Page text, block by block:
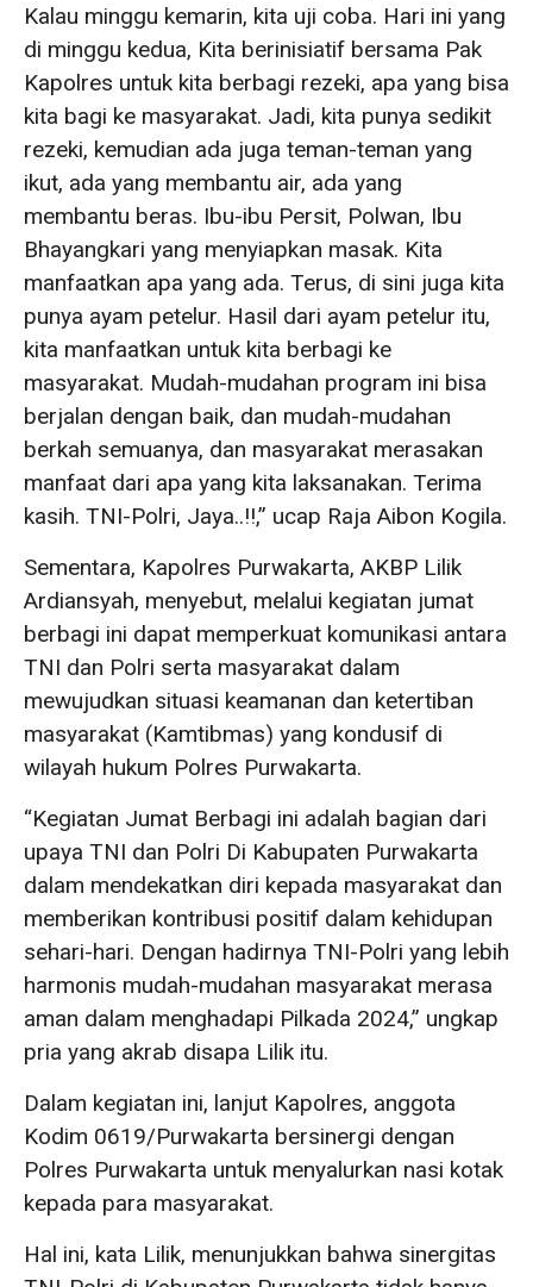
Kalau minggu kemarin, kita uji coba. Hari ini yang
di minggu kedua, Kita berinisiatif bersama Pak
Kapolres untuk kita berbagi rezeki, apa yang bisa
kita bagi ke masyarakat. Jadi, kita punya sedikit
rezeki, kemudian ada juga teman-teman yang
ikut, ada yang membantu air, ada yang
membantu beras. Ibu-ibu Persit, Polwan, Ibu
Bhayangkari yang menyiapkan masak. Kita
manfaatkan apa yang ada. Terus, di sini juga kita
punya ayam petelur. Hasil dari ayam petelur itu,
kita manfaatkan untuk kita berbagi ke
masyarakat. Mudah-mudahan program ini bisa
berjalan dengan baik, dan mudah-mudahan
berkah semuanya, dan masyarakat merasakan
manfaat dari apa yang kita laksanakan. Terima
kasih. TNI-Polri, Jaya..!!,” ucap Raja Aibon Kogila.
Sementara, Kapolres Purwakarta, AKBP Lilik
Ardiansyah, menyebut, melalui kegiatan jumat
berbagi ini dapat memperkuat komunikasi antara
TNI dan Polri serta masyarakat dalam
mewujudkan situasi keamanan dan ketertiban
masyarakat (Kamtibmas) yang kondusif di
wilayah hukum Polres Purwakarta.
“Kegiatan Jumat Berbagi ini adalah bagian dari
upaya TNI dan Polri Di Kabupaten Purwakarta
dalam mendekatkan diri kepada masyarakat dan
memberikan kontribusi positif dalam kehidupan
sehari-hari. Dengan hadirnya TNI-Polri yang lebih
harmonis mudah-mudahan masyarakat merasa
aman dalam menghadapi Pilkada 2024,” ungkap
pria yang akrab disapa Lilik itu.
Dalam kegiatan ini, lanjut Kapolres, anggota
Kodim 0619/Purwakarta bersinergi dengan
Polres Purwakarta untuk menyalurkan nasi kotak
kepada para masyarakat.
Hal ini, kata Lilik, menunjukkan bahwa sinergitas